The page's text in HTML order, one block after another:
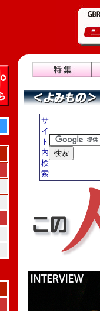
サ
イ
ト
内
検
索